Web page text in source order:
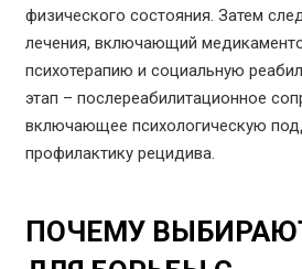
физического состояния. Затем
лечения, включающий
психотерапию и социальную
этап – послереабилитационное
включающее психологическую
профилактику рецидива.
ПОЧЕМУ